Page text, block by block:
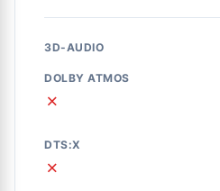
3D-AUDIO
DOLBY ATMOS
✗
DTS:X
✗